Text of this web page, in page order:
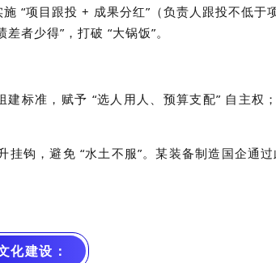
“项目跟投 + 成果分红”（负责人跟投不低于
者少得”，打破 “大锅饭”。
标准，赋予 “选人用人、预算支配” 自主权
钩，避免 “水土不服”。某装备制造国企通
化建设：